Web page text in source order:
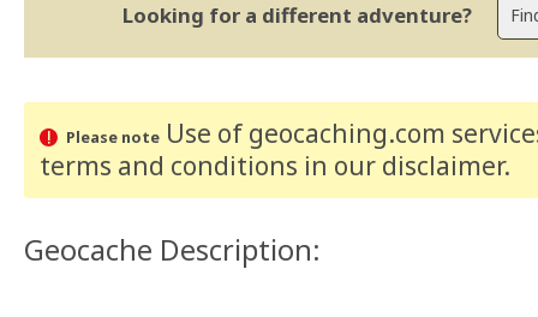
Looking for a different adventure?
Please noteUse of geocaching.com
terms and conditions in our disclaimer.
Geocache Description: